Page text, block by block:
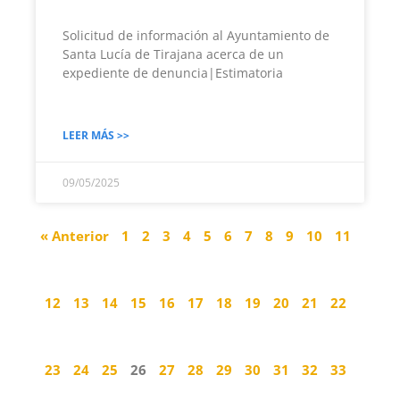
Solicitud de información al Ayuntamiento de
Santa Lucía de Tirajana acerca de un
expediente de denuncia|Estimatoria
LEER MÁS >>
09/05/2025
« Anterior 1 2 3 4 5 6 7 8 9 10 11
12 13 14 15 16 17 18 19 20 21 22
23 24 25 26 27 28 29 30 31 32 33